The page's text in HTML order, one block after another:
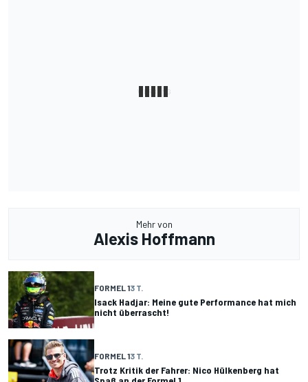
Mehr von
Alexis Hoffmann
FORMEL 13 T.
Isack Hadjar: Meine gute Performance hat mich
nicht überrascht!
FORMEL 13 T.
Trotz Kritik der Fahrer: Nico Hülkenberg hat